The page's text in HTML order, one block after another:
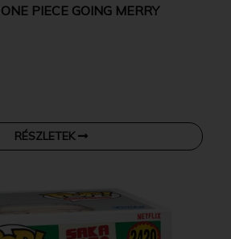
PIECE GOING MERRY
RÉSZLETEK